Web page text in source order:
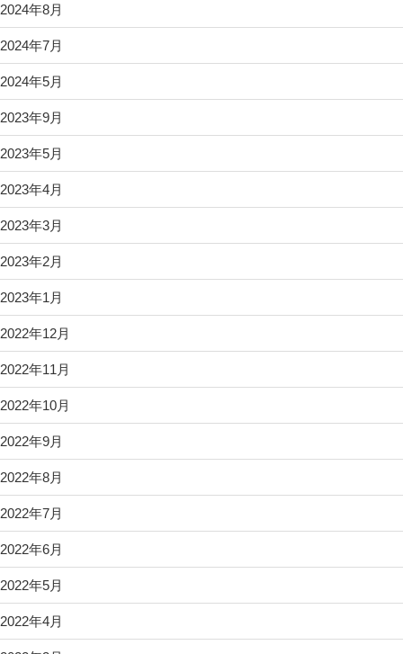
2024年8月
2024年7月
2024年5月
2023年9月
2023年5月
2023年4月
2023年3月
2023年2月
2023年1月
2022年12月
2022年11月
2022年10月
2022年9月
2022年8月
2022年7月
2022年6月
2022年5月
2022年4月